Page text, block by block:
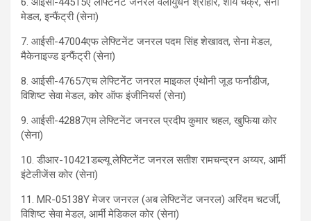
मेडल, इन्फैंट्री (सेना)
7. आईसी-47004एफ लेफ्टिनेंट जनरल पदम सिंह शेखावत, सेना मेडल,
मैकेनाइज्ड इन्फैंट्री (सेना)
8. आईसी-47657एच लेफ्टिनेंट जनरल माइकल एंथोनी जूड फर्नांडीज,
विशिष्ट सेवा मेडल, कोर ऑफ इंजीनियर्स (सेना)
9. आईसी-42887एम लेफ्टिनेंट जनरल प्रदीप कुमार चहल, खुफिया कोर
(सेना)
10. डीआर-10421डब्ल्यू लेफ्टिनेंट जनरल सतीश रामचन्द्रन अय्यर, आर्मी
इंटेलीजेंस कोर (सेना)
11. MR-05138Y मेजर जनरल (अब लेफ्टिनेंट जनरल) अरिंदम चटर्जी,
विशिष्ट सेवा मेडल, आर्मी मेडिकल कोर (सेना)